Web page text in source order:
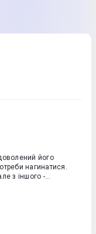
його
нагинатися.
з іншого -
заводська